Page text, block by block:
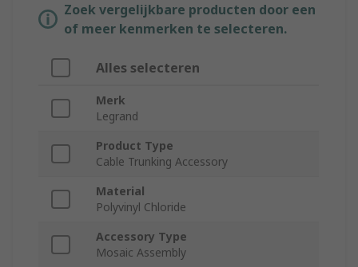
Zoek vergelijkbare producten door een
of meer kenmerken te selecteren.
Alles selecteren
Merk
Legrand
Product Type
Cable Trunking Accessory
Material
Polyvinyl Chloride
Accessory Type
Mosaic Assembly